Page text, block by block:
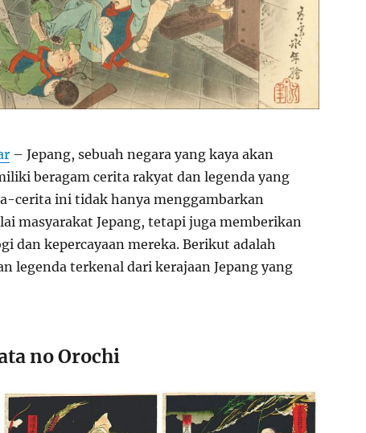
– Jepang, sebuah negara yang kaya akan
beragam cerita rakyat dan legenda yang
cerita ini tidak hanya menggambarkan
masyarakat Jepang, tetapi juga memberikan
dan kepercayaan mereka. Berikut adalah
legenda terkenal dari kerajaan Jepang yang
no Orochi